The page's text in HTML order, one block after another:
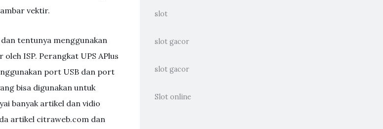
vektir.
tentunya menggunakan
ISP. Perangkat UPS APlus
port USB dan port
bisa digunakan untuk
banyak artikel dan vidio
artikel citraweb.com dan
slot
slot gacor
slot gacor
Slot online